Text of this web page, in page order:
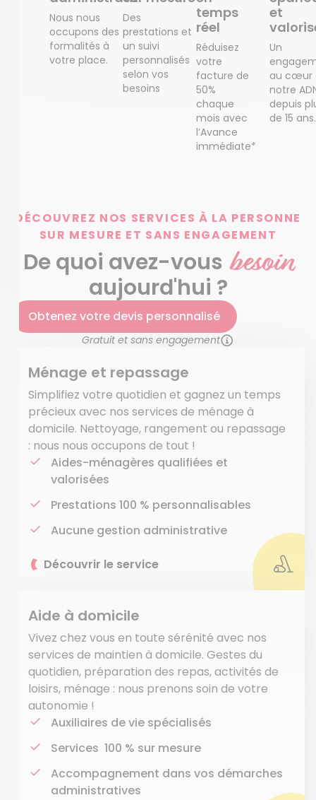
Nous nous
occupons des
formalités à
votre place.
Des
prestations et
un suivi
personnalisés
selon vos
besoins
temps
réel
Réduisez
votre
facture de
50%
chaque
mois avec
l’Avance
immédiate*
et
Un
au cœur
notre
depuis
de 15 ans.
DÉCOUVREZ NOS SERVICES À LA PERSONNE
SUR MESURE ET SANS ENGAGEMENT
De quoi avez-vous besoin
aujourd'hui ?
Obtenez votre devis personnalisé
Gratuit et sans engagement
Ménage et repassage
Simplifiez votre quotidien et gagnez un temps
précieux avec nos services de ménage à
domicile. Nettoyage, rangement ou repassage
: nous nous occupons de tout !
Aides-ménagères qualifiées et
valorisées
Prestations 100 % personnalisables
Aucune gestion administrative
Découvrir le service
Aide à domicile
Vivez chez vous en toute sérénité avec nos
services de maintien à domicile. Gestes du
quotidien, préparation des repas, activités de
loisirs, ménage : nous prenons soin de votre
autonomie !
Auxiliaires de vie spécialisés
Services 100 % sur mesure
Accompagnement dans vos démarches
administratives